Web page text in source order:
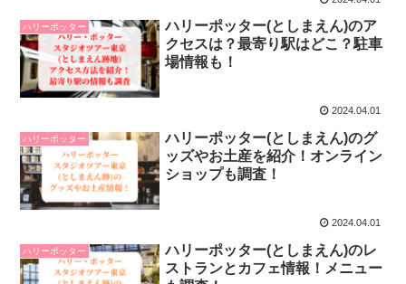
ハリーポッター
ハリーポッター(としまえん)のア
クセスは？最寄り駅はどこ？駐車
場情報も！
2024.04.01
ハリーポッター
ハリーポッター(としまえん)のグ
ッズやお土産を紹介！オンライン
ショップも調査！
2024.04.01
ハリーポッター
ハリーポッター(としまえん)のレ
ストランとカフェ情報！メニュー